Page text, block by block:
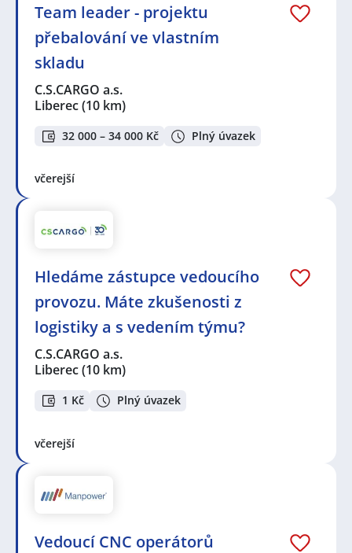
Team leader - projektu
přebalování ve vlastním
skladu
C.S.CARGO a.s.
Liberec(10 km)
32 000 – 34 000 Kč Plný úvazek
včerejší
Hledáme zástupce vedoucího
provozu. Máte zkušenosti z
logistiky a s vedením týmu?
C.S.CARGO a.s.
Liberec(10 km)
1 Kč Plný úvazek
včerejší
Vedoucí CNC operátorů